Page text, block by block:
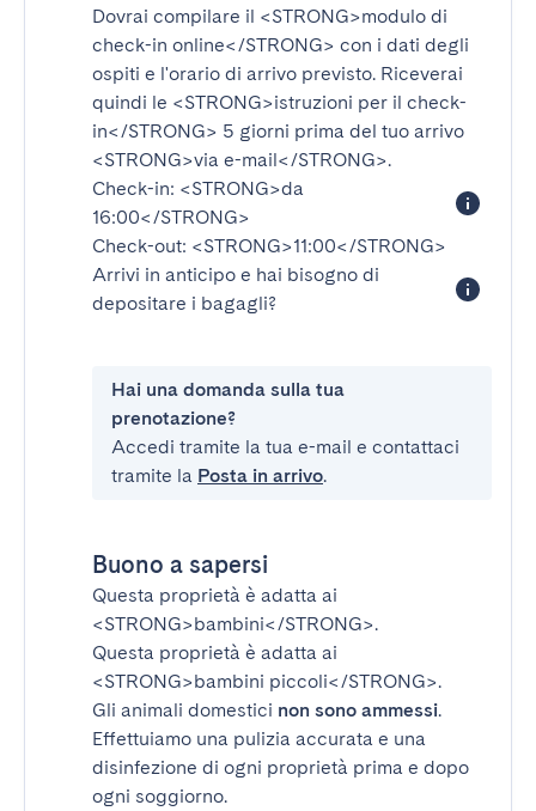
Dovrai compilare il <STRONG>modulo di
check-in online</STRONG> con i dati degli
ospiti e l'orario di arrivo previsto. Riceverai
quindi le <STRONG>istruzioni per il check-
in</STRONG> 5 giorni prima del tuo arrivo
<STRONG>via e-mail</STRONG>.
Check-in: <STRONG>da
16:00</STRONG>
Check-out: <STRONG>11:00</STRONG>
Arrivi in anticipo e hai bisogno di
depositare i bagagli?
Hai una domanda sulla tua
prenotazione?
Accedi tramite la tua e-mail e contattaci
tramite la Posta in arrivo.
Buono a sapersi
Questa proprietà è adatta ai
<STRONG>bambini</STRONG>.
Questa proprietà è adatta ai
<STRONG>bambini piccoli</STRONG>.
Gli animali domestici non sono ammessi.
Effettuiamo una pulizia accurata e una
disinfezione di ogni proprietà prima e dopo
ogni soggiorno.